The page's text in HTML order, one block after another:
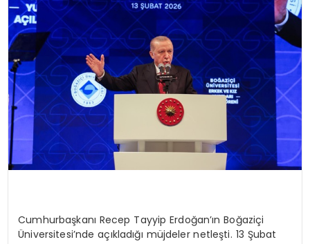
Cumhurbaşkanı Recep Tayyip Erdoğan’ın Boğaziçi
Üniversitesi’nde açıkladığı müjdeler netleşti. 13 Şubat